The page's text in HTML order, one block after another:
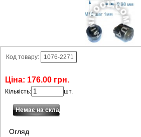
Код товару: 1076-2271
Ціна: 176.00 грн.
Кількість: шт.
Огляд